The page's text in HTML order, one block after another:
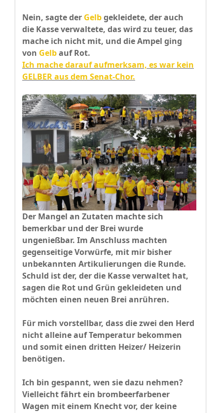
Nein, sagte der Gelbgekleidete, der auch
die Kasse verwaltete, das wird zu teuer, das
mache ich nicht mit, und die Ampel ging
von Gelbauf Rot.
Ich mache darauf aufmerksam, es war kein
GELBER aus dem Senat-Chor.
Der Mangel an Zutaten machte sich
bemerkbar und der Brei wurde
ungenießbar. Im Anschluss machten
gegenseitige Vorwürfe, mit mir bisher
unbekannten Artikulierungen die Runde.
Schuld ist der, der die Kasse verwaltet hat,
sagen die Rot und Grün gekleideten und
möchten einen neuen Brei anrühren.
Für mich vorstellbar, dass die zwei den Herd
nicht alleine auf Temperatur bekommen
und somit einen dritten Heizer/ Heizerin
benötigen.
Ich bin gespannt, wen sie dazu nehmen?
Vielleicht fährt ein brombeerfarbener
Wagen mit einem Knecht vor, der keine